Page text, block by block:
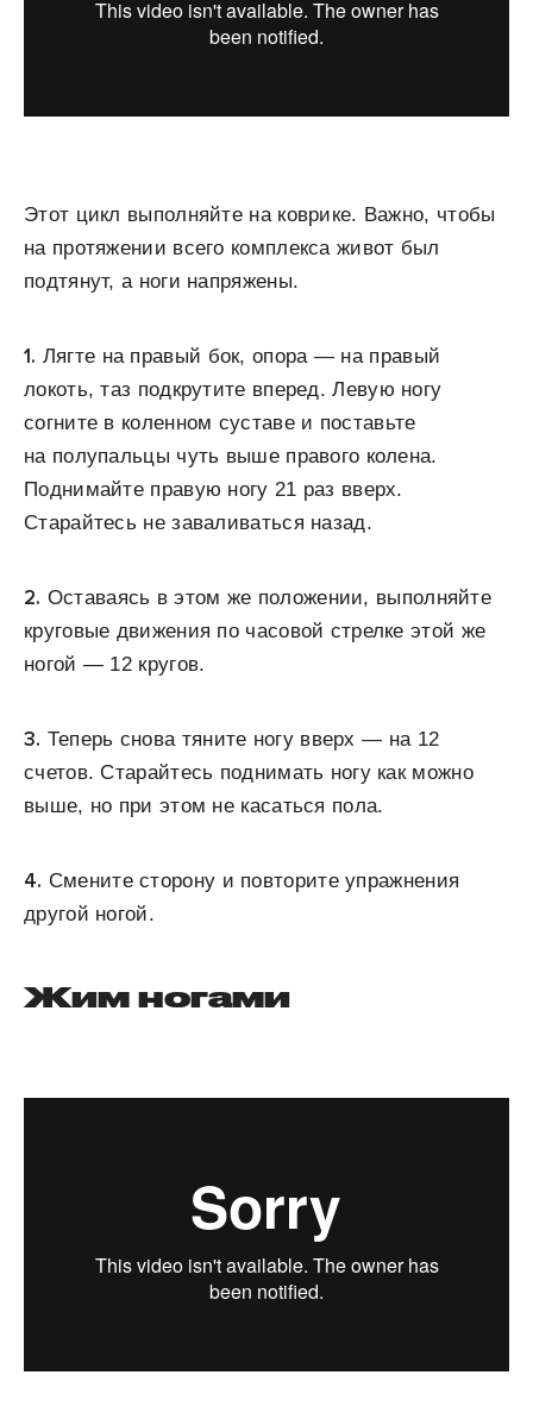
Этот цикл выполняйте на коврике. Важно, чтобы
на протяжении всего комплекса живот был
подтянут, а ноги напряжены.
1. Лягте на правый бок, опора — на правый
локоть, таз подкрутите вперед. Левую ногу
согните в коленном суставе и поставьте
на полупальцы чуть выше правого колена.
Поднимайте правую ногу 21 раз вверх.
Старайтесь не заваливаться назад.
2. Оставаясь в этом же положении, выполняйте
круговые движения по часовой стрелке этой же
ногой — 12 кругов.
3. Теперь снова тяните ногу вверх — на 12
счетов. Старайтесь поднимать ногу как можно
выше, но при этом не касаться пола.
4. Смените сторону и повторите упражнения
другой ногой.
Жим ногами